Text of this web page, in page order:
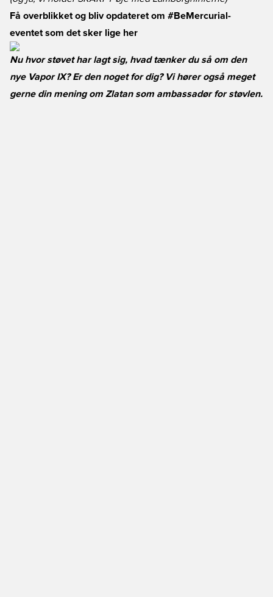
Få overblikket og bliv opdateret om #BeMercurial-
eventet som det sker lige her
Nu hvor støvet har lagt sig, hvad tænker du så om den
nye Vapor IX? Er den noget for dig? Vi hører også meget
gerne din mening om Zlatan som ambassadør for støvlen.